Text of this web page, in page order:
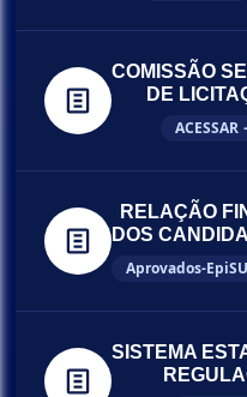
COMISSÃO
DE
ACESSAR
RELAÇÃO
DOS
Aprovados-
SISTEMA